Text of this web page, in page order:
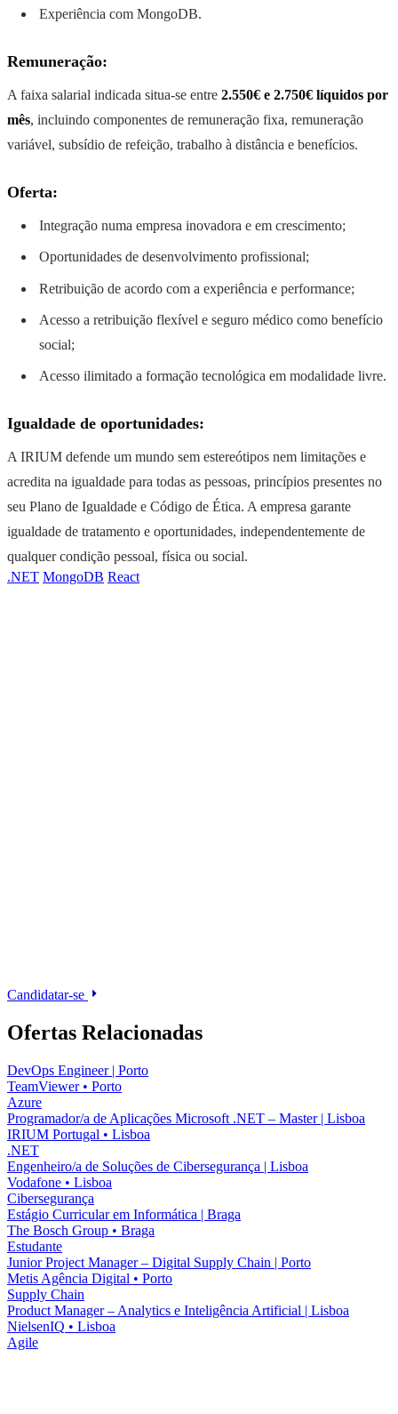
Experiência com MongoDB.
Remuneração:
A faixa salarial indicada situa-se entre 2.550€ e 2.750€ líquidos por
mês, incluindo componentes de remuneração fixa, remuneração
variável, subsídio de refeição, trabalho à distância e benefícios.
Oferta:
Integração numa empresa inovadora e em crescimento;
Oportunidades de desenvolvimento profissional;
Retribuição de acordo com a experiência e performance;
Acesso a retribuição flexível e seguro médico como benefício
social;
Acesso ilimitado a formação tecnológica em modalidade livre.
Igualdade de oportunidades:
A IRIUM defende um mundo sem estereótipos nem limitações e
acredita na igualdade para todas as pessoas, princípios presentes no
seu Plano de Igualdade e Código de Ética. A empresa garante
igualdade de tratamento e oportunidades, independentemente de
qualquer condição pessoal, física ou social.
.NET MongoDB React
Candidatar-se
Ofertas Relacionadas
DevOps Engineer | Porto
TeamViewer • Porto
Azure
Programador/a de Aplicações Microsoft .NET – Master | Lisboa
IRIUM Portugal • Lisboa
.NET
Engenheiro/a de Soluções de Cibersegurança | Lisboa
Vodafone • Lisboa
Cibersegurança
Estágio Curricular em Informática | Braga
The Bosch Group • Braga
Estudante
Junior Project Manager – Digital Supply Chain | Porto
Metis Agência Digital • Porto
Supply Chain
Product Manager – Analytics e Inteligência Artificial | Lisboa
NielsenIQ • Lisboa
Agile